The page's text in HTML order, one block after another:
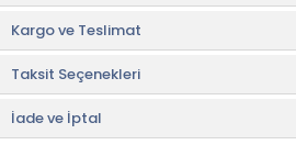
Esnek yapısı sayesinde kekiniz
çıkar. Doğum günlerinde, evlilik
sevdiklerinize servis edeceğiniz
260 dereceye kadar ısıya dayanıklıdır.
zararlı maddeler içermez.
Kargo ve Teslimat
Taksit Seçenekleri
İade ve İptal